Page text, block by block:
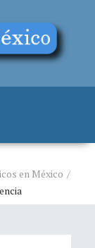
en México